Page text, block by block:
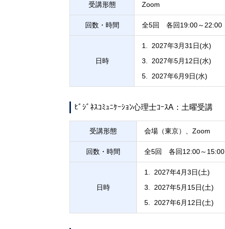
受講形態 Zoom
回数・時間 全5回 各回19:00～22:00
日時
2027年3月31日(水)
2027年5月12日(水)
2027年6月9日(水)
ﾋﾞｼﾞﾈｽｺﾐｭﾆｹｰｼｮﾝ心理士ｺｰｽA：土曜受講
受講形態 会場（東京）、Zoom
回数・時間 全5回 各回12:00～15:00
日時
2027年4月3日(土)
2027年5月15日(土)
2027年6月12日(土)